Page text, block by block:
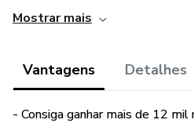
1) Como montar um Currículo
- e o que os recrutadores
3) Você vai aprender como
Mostrar mais
Vantagens Detalhes
- Consiga ganhar mais de 12